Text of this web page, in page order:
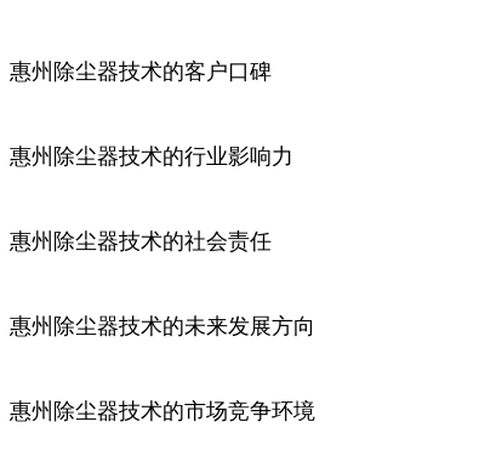
惠州除尘器技术的客户口碑
惠州除尘器技术的行业影响力
惠州除尘器技术的社会责任
惠州除尘器技术的未来发展方向
惠州除尘器技术的市场竞争环境